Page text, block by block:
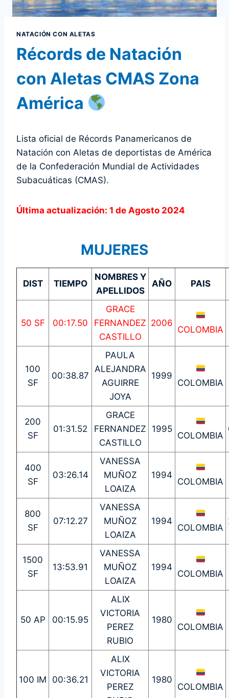
NATACIÓN CON ALETAS
Récords de Natación
con Aletas CMAS Zona
América
Lista oficial de Récords Panamericanos de
Natación con Aletas de deportistas de América
de la Confederación Mundial de Actividades
Subacuáticas (CMAS).
Última actualización: 1 de Agosto 2024
MUJERES
DIST TIEMPO
NOMBRES Y
APELLIDOS
AÑO PAIS
50 SF 00:17.50
GRACE
FERNANDEZ
CASTILLO
2006
COLOMBIA
100
SF
00:38.87
PAULA
ALEJANDRA
AGUIRRE
JOYA
1999
COLOMBIA
200
SF
01:31.52
GRACE
FERNANDEZ
CASTILLO
1995
COLOMBIA
400
SF
03:26.14
VANESSA
MUÑOZ
LOAIZA
1994
COLOMBIA
800
SF
07:12.27
VANESSA
MUÑOZ
LOAIZA
1994
COLOMBIA
1500
SF
13:53.91
VANESSA
MUÑOZ
LOAIZA
1994
COLOMBIA
50 AP 00:15.95
ALIX
VICTORIA
PEREZ
RUBIO
1980
COLOMBIA
100 IM 00:36.21
ALIX
VICTORIA
PEREZ
1980
COLOMBIA